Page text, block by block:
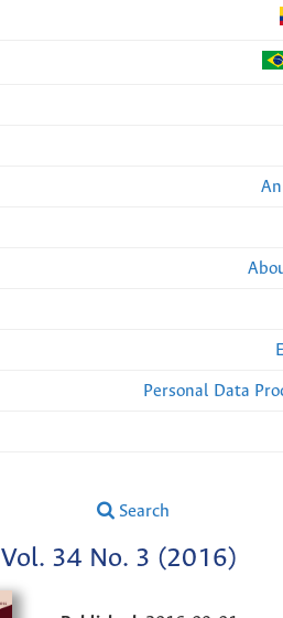
Personal Data
Search
Vol. 34 No. 3 (2016)